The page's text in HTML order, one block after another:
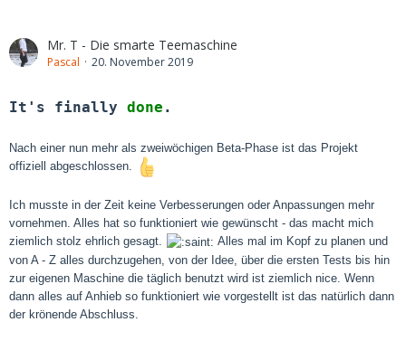
Mr. T - Die smarte Teemaschine
Pascal 20. November 2019
It's finally done .
Nach einer nun mehr als zweiwöchigen Beta-Phase ist das Projekt
offiziell abgeschlossen.
Ich musste in der Zeit keine Verbesserungen oder Anpassungen mehr
vornehmen. Alles hat so funktioniert wie gewünscht - das macht mich
ziemlich stolz ehrlich gesagt.
Alles mal im Kopf zu planen und
von A - Z alles durchzugehen, von der Idee, über die ersten Tests bis hin
zur eigenen Maschine die täglich benutzt wird ist ziemlich nice. Wenn
dann alles auf Anhieb so funktioniert wie vorgestellt ist das natürlich dann
der krönende Abschluss.